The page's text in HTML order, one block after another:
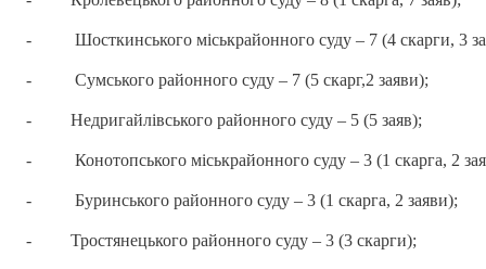
- Шосткинського міськрайонного суду – 7 (4 скарги, 3
- Сумського районного суду – 7 (5 скарг,2 заяви);
- Недригайлівського районного суду – 5 (5 заяв);
- Конотопського міськрайонного суду – 3 (1 скарга, 2
- Буринського районного суду – 3 (1 скарга, 2 заяви);
- Тростянецького районного суду – 3 (3 скарги);